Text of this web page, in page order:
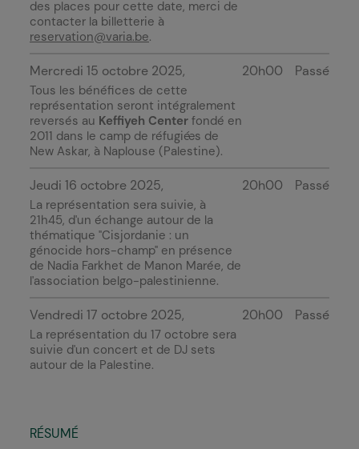
des places pour cette date, merci de
contacter la billetterie à
reservation@varia.be.
Mercredi 15 octobre 2025
Tous les bénéfices de cette
représentation seront intégralement
reversés au Keffiyeh Center fondé en
2011 dans le camp de réfugié·es de
New Askar, à Naplouse (Palestine).
20h00 Passé
Jeudi 16 octobre 2025
La représentation sera suivie, à
21h45, d'un échange autour de la
thématique "Cisjordanie : un
génocide hors-champ" en présence
de Nadia Farkhet de Manon Marée, de
l'association belgo-palestinienne.
20h00 Passé
Vendredi 17 octobre 2025
La représentation du 17 octobre sera
suivie d'un concert et de DJ sets
autour de la Palestine.
20h00 Passé
RÉSUMÉ